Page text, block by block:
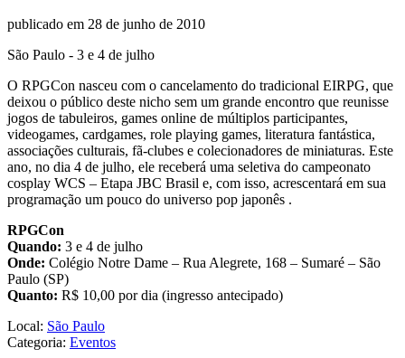
publicado em 28 de junho de 2010
São Paulo - 3 e 4 de julho
O RPGCon nasceu com o cancelamento do tradicional EIRPG, que
deixou o público deste nicho sem um grande encontro que reunisse
jogos de tabuleiros, games online de múltiplos participantes,
videogames, cardgames, role playing games, literatura fantástica,
associações culturais, fã-clubes e colecionadores de miniaturas. Este
ano, no dia 4 de julho, ele receberá uma seletiva do campeonato
cosplay WCS – Etapa JBC Brasil e, com isso, acrescentará em sua
programação um pouco do universo pop japonês .
RPGCon
Quando: 3 e 4 de julho
Onde: Colégio Notre Dame – Rua Alegrete, 168 – Sumaré – São
Paulo (SP)
Quanto: R$ 10,00 por dia (ingresso antecipado)
Local: São Paulo
Categoria: Eventos